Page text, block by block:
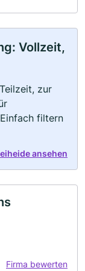
Vollzeit,
zur
filtern
ansehen
Firma bewerten